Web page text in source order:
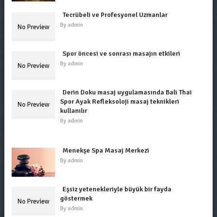
Tecrübeli ve Profesyonel Uzmanlar
By admin
Spor öncesi ve sonrası masajın etkileri
By admin
Derin Doku masaj uygulamasında Bali Thai
Spor Ayak Refleksoloji masaj teknikleri
kullanılır
By admin
Menekşe Spa Masaj Merkezi
By admin
Eşsiz yetenekleriyle büyük bir fayda
göstermek
By admin